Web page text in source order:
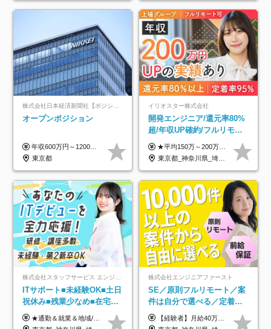
株式会社日本経済新聞社【ポジションマッチ登録】
オープンポジション
年収600万円～1200万円 ※上記年収は、想定年収です。住居費補助、子手当などの各種手当を含む金額です。 ※経験・能力等を考慮の上、当社規定により決定します。
東京都
イリオスター株式会社
開発エンジニア/還元率80%
超/年収UP確約/フルリモ
OK/年休130日/平均残業7h/
約2万件の案件から選択
★平均150万～200万円年収UPを実現！ ★前職給与を100％保証！ ★案件内容の開示・明確な評価体制あり ⇒クライアント評価で即昇給を実現したケースも◎ ★年12回（毎月昇給チャンスあり） ■月給35万円～103万円 ※経験・能力・前職給与を考慮し、決定 ※上記給与には月30時間分(6万6500円以上)の固定残業代が含まれます。超過分は手当として別途支給します ※試用期間3ヶ月あり(期間中の給与・待遇面に差異はありません) ▼収入アップの実例をご紹介 ───────────── ★働き方改革をした30代男性（PG） 子どもが生まれたばかりなのに、忙しい現場で残業も月50～60時間が当たり前。 ⇒残業ほぼゼロ＆週3リモートの働き方に！しかも給与もアップ！ ★収入アップした30代男性（PM） 子供が3人いて家計も苦しく、残業代で稼ぐ日々… ⇒残業をたくさんしていた年収額より、100万円以上アップしました！
東京都_神奈川県_埼玉県_千葉県_大阪府_愛知県_北海道_青森県_岩手県_宮城県_秋田県_山形県_福島県_茨城県_栃木県_群馬県_新潟県_山梨県_長野県_富山県_石川県_福井県_静岡県_岐阜県_三重県_兵庫県_京都府_滋賀県_奈良県_和歌山県_広島県_岡山県_鳥取県_島根県_山口県_徳島県_香川県_愛媛県_高知県_福岡県_熊本県_佐賀県_長崎県_大分県_宮崎県_鹿児島県_沖縄県
ITサポート■未経験OK■土日
祝休み■残業少なめ■在宅実
績あり■約900種類のスキル
アップ講座あり■全国募集
★通勤＆就業＆地域/住宅＆役職手当あり ★残業代は全額支給 ★選べる給与制度あり！ ■東京・神奈川・千葉・埼玉勤務の場合 月給24.5万円～55万円＋諸手当 （残業代は全額支給） (20,000円の地域/住宅手当込み) ■愛知・京都・大阪・兵庫勤務の場合 月給24万円以上＋諸手当 （残業代は全額支給） (15,000円の地域/住宅手当込み) ■茨城・栃木・群馬・静岡・三重・滋賀・広島・福岡勤務の場合 月給23.5万円以上＋諸手当 （残業代は全額支給） (10,000円の地域/住宅手当込み) ■北海道・宮城・山梨・長野・岐阜・奈良・和歌山・岡山勤務の場合 月給23万円以上＋諸手当 （残業代は全額支給） (5,000円の地域/住宅手当込み) ■その他のエリア勤務の場合 月給22.5万円以上＋諸手当 （残業代は全額支給） ※経験や能力を考慮し、当社規定により優遇します 【昇給：年一回実施】 【選べる給与制度】 ★収入を重視する方に… 「変動型人事制度」の選択も可能（派遣先からの評価に応じて収入アップ！） ※年2回のタイミングで希望者と面談の上決定します。
株式会社エンジニアファースト
SE／原則フルリモート／案
件は自分で選べる／定着率
93%／20～30代活躍中！
【経験者】月給40万円～120万円(固定残業代含む)+各種手当 ★前職給与の総収入額を100％保証｜還元率84％〜100％ ★20代の平均年収570万円 ※月給には、みなし残業手当(月30時間／5万8000円以上)を含みます 超過分は別途追加支給 ※固定残業代は、時間外労働の有無に関わらず30時間分を、月5万8000円~15万7000円支給 ※上記を超える時間外労働分は追加で支給 【未経験者】月給21万円以上＋各種手当 固定残業なし(残業代発生分全額支給) ※6ヶ月の試用期間あり（※条件に変動なし） ▼単価連動性×還元率は84％～100％で収入の大幅UPが可能！ ・案件単価が月50万円の場合：年収417万円 ・案件単価が月70万円の場合：年収584万円 ・案件単価が月100万円の場合：年収834万円 ＜モデル年収＞ ▼400万円～500万円(入社初年度) ▼542万円～626万円(入社2年) ▼667万円～700万円(入社3年） ▼709万円～801万円(入社5年）